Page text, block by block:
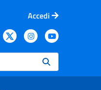
Accedi